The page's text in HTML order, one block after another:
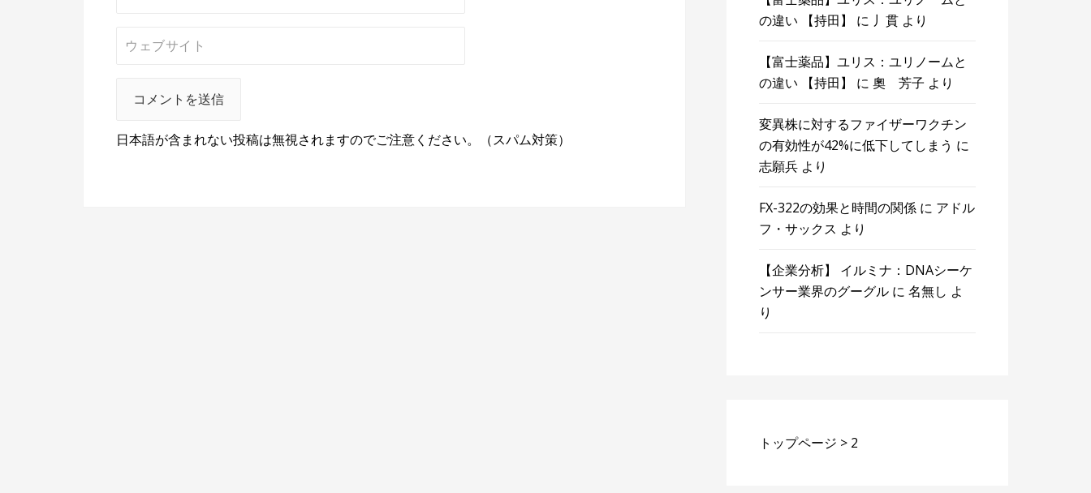
日本語が含まれない投稿は無視されますのでご注意ください。（スパム対策）
の違い 【持田】
に 丿貫 より
【富士薬品】ユリス：ユリノームと
の違い 【持田】
に奧 芳子 より
変異株に対するファイザーワクチン
の有効性が42%に低下してしまう に
志願兵 より
FX-322の効果と時間の関係 に アドル
フ・サックス より
【企業分析】 イルミナ：DNAシーケ
ンサー業界のグーグル に名無し よ
り
トップページ > 2